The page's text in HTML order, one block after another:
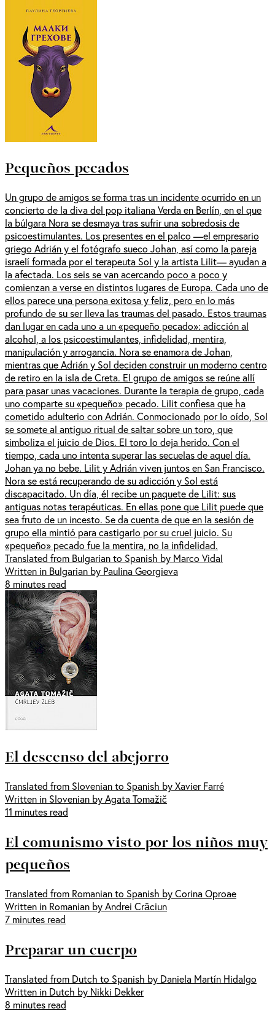
Pequeños pecados
Un grupo de amigos se forma tras un incidente ocurrido en un
concierto de la diva del pop italiana Verda en Berlín, en el que
la búlgara Nora se desmaya tras sufrir una sobredosis de
psicoestimulantes. Los presentes en el palco —el empresario
griego Adrián y el fotógrafo sueco Johan, así como la pareja
israelí formada por el terapeuta Sol y la artista Lilit— ayudan a
la afectada. Los seis se van acercando poco a poco y
comienzan a verse en distintos lugares de Europa. Cada uno de
ellos parece una persona exitosa y feliz, pero en lo más
profundo de su ser lleva las traumas del pasado. Estos traumas
dan lugar en cada uno a un «pequeño pecado»: adicción al
alcohol, a los psicoestimulantes, infidelidad, mentira,
manipulación y arrogancia. Nora se enamora de Johan,
mientras que Adrián y Sol deciden construir un moderno centro
de retiro en la isla de Creta. El grupo de amigos se reúne allí
para pasar unas vacaciones. Durante la terapia de grupo, cada
uno comparte su «pequeño» pecado. Lilit confiesa que ha
cometido adulterio con Adrián. Conmocionado por lo oído, Sol
se somete al antiguo ritual de saltar sobre un toro, que
simboliza el juicio de Dios. El toro lo deja herido. Con el
tiempo, cada uno intenta superar las secuelas de aquel día.
Johan ya no bebe. Lilit y Adrián viven juntos en San Francisco.
Nora se está recuperando de su adicción y Sol está
discapacitado. Un día, él recibe un paquete de Lilit: sus
antiguas notas terapéuticas. En ellas pone que Lilit puede que
sea fruto de un incesto. Se da cuenta de que en la sesión de
grupo ella mintió para castigarlo por su cruel juicio. Su
«pequeño» pecado fue la mentira, no la infidelidad.
Translated from Bulgarian to Spanish by Marco Vidal
Written in Bulgarian by Paulina Georgieva
8 minutes read
El descenso del abejorro
Translated from Slovenian to Spanish by Xavier Farré
Written in Slovenian by Agata Tomažič
11 minutes read
El comunismo visto por los niños muy
pequeños
Translated from Romanian to Spanish by Corina Oproae
Written in Romanian by Andrei Crăciun
7 minutes read
Preparar un cuerpo
Translated from Dutch to Spanish by Daniela Martín Hidalgo
Written in Dutch by Nikki Dekker
8 minutes read